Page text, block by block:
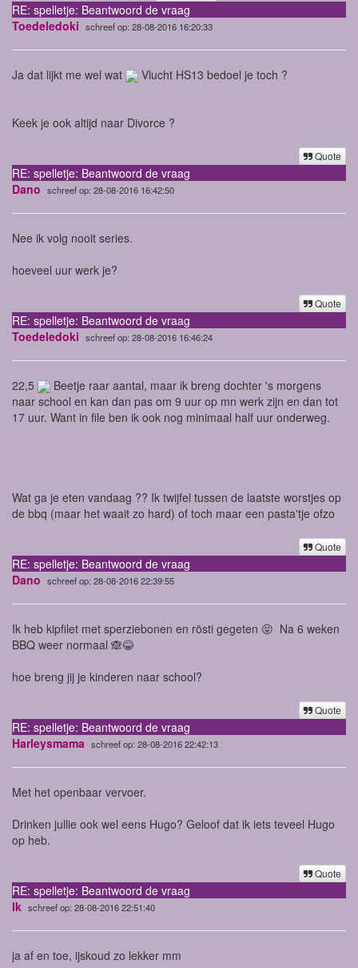
RE: spelletje: Beantwoord de vraag
Toedeledoki schreef op: 28-08-2016 16:20:33
Ja dat lijkt me wel wat Vlucht HS13 bedoel je toch ?
Keek je ook altijd naar Divorce ?
Quote
RE: spelletje: Beantwoord de vraag
Dano schreef op: 28-08-2016 16:42:50
Nee ik volg nooit series.
hoeveel uur werk je?
Quote
RE: spelletje: Beantwoord de vraag
Toedeledoki schreef op: 28-08-2016 16:46:24
22,5
Beetje raar aantal, maar ik breng dochter 's morgens
naar school en kan dan pas om 9 uur op mn werk zijn en dan tot
17 uur. Want in file ben ik ook nog minimaal half uur onderweg.
Wat ga je eten vandaag ?? Ik twijfel tussen de laatste worstjes op
de bbq (maar het waait zo hard) of toch maar een pasta'tje ofzo
Quote
RE: spelletje: Beantwoord de vraag
Dano schreef op: 28-08-2016 22:39:55
Ik heb kipfilet met sperziebonen en rösti gegeten 😝 Na 6 weken
BBQ weer normaal 🙈😂
hoe breng jij je kinderen naar school?
Quote
RE: spelletje: Beantwoord de vraag
Harleysmama schreef op: 28-08-2016 22:42:13
Met het openbaar vervoer.
Drinken jullie ook wel eens Hugo? Geloof dat ik iets teveel Hugo
op heb.
Quote
RE: spelletje: Beantwoord de vraag
Ik schreef op: 28-08-2016 22:51:40
ja af en toe, ijskoud zo lekker mm